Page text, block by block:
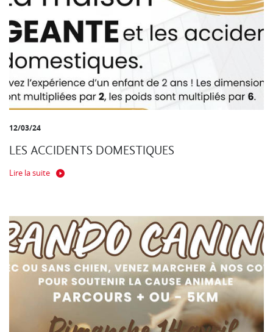
12/03/24
LES ACCIDENTS DOMESTIQUES
Lire la suite